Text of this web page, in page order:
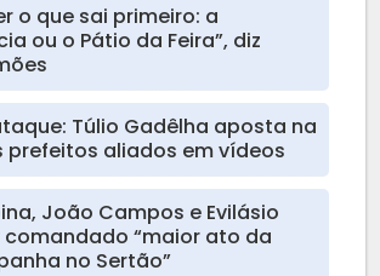
o que sai primeiro: a
ou o Pátio da Feira”, diz
Túlio Gadêlha aposta na
prefeitos aliados em vídeos
João Campos e Evilásio
comandado “maior ato da
no Sertão”